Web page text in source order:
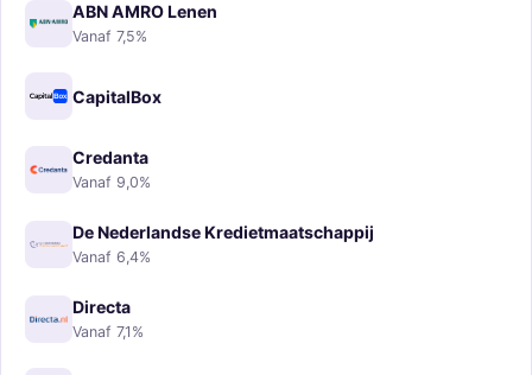
ABN AMRO Lenen
Vanaf 7,5%
CapitalBox
Credanta
Vanaf 9,0%
De Nederlandse Kredietmaatschappij
Vanaf 6,4%
Directa
Vanaf 7,1%